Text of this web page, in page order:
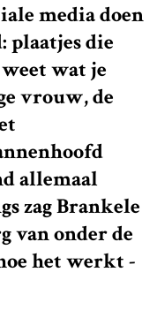
media doen
plaatjes die
wat je
vrouw, de
allemaal
zag Brankele
van onder de
het werkt -